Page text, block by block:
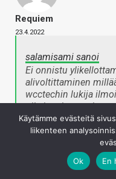
Requiem
23.4.2022
salamisami sanoi
Ei onnistu
alivoltittaminen
wcctechin lukija
oikein reippaasti:
http://[URL]https://
performance-runs-
Käytämme evästeitä
liikenteen
Ok
En